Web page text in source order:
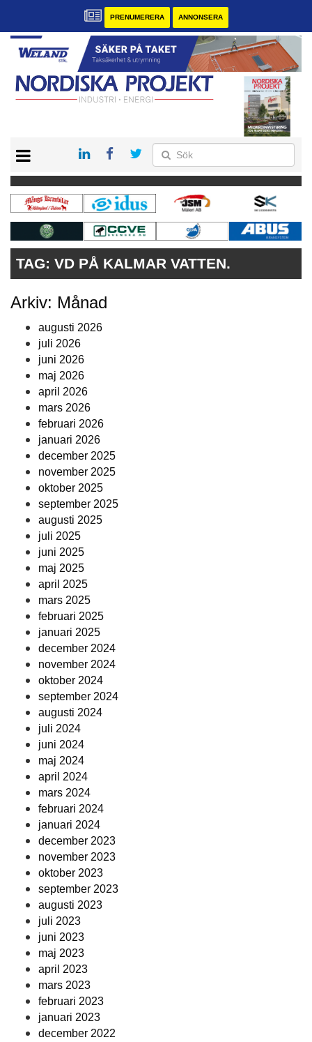
PRENUMERERA ANNONSERA
KONTAKT
VÅRA ANDRA MAGASIN
PRENUMERERA
ANNONSERA
TAG: VD PÅ KALMAR VATTEN.
Arkiv: Månad
augusti 2026
juli 2026
juni 2026
maj 2026
april 2026
mars 2026
februari 2026
januari 2026
december 2025
november 2025
oktober 2025
september 2025
augusti 2025
juli 2025
juni 2025
maj 2025
april 2025
mars 2025
februari 2025
januari 2025
december 2024
november 2024
oktober 2024
september 2024
augusti 2024
juli 2024
juni 2024
maj 2024
april 2024
mars 2024
februari 2024
januari 2024
december 2023
november 2023
oktober 2023
september 2023
augusti 2023
juli 2023
juni 2023
maj 2023
april 2023
mars 2023
februari 2023
januari 2023
december 2022